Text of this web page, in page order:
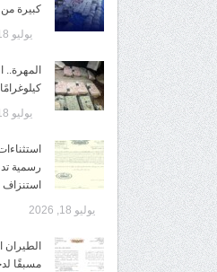
كبيرة من
يوليو 18, 2026
يوليو 18, 2026
رسمية
استنزاف
يوليو 18, 2026
مسبقًا